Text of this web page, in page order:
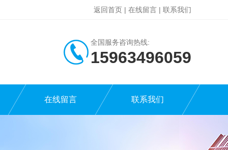
返回首页 | 在线留言 | 联系我们
全国服务咨询热线:
15963496059
在线留言 联系我们